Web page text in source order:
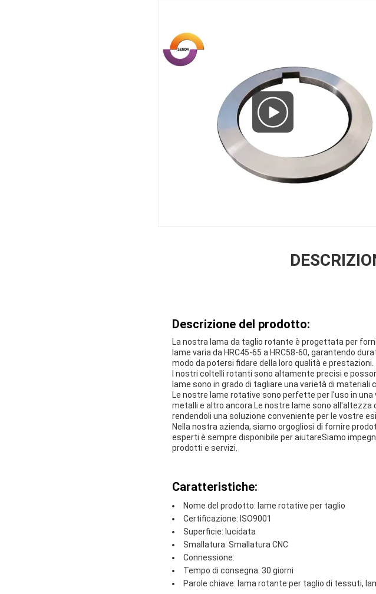
Descrizione del prodotto:
La nostra lama da taglio rotante è progettata per
lame varia da HRC45-65 a HRC58-60, garantendo
modo da potersi fidare della loro qualità e prestazioni.
I nostri coltelli rotanti sono altamente precisi e
lame sono in grado di tagliare una varietà di materiali
Le nostre lame rotative sono perfette per l'uso in
metalli e altro ancora.Le nostre lame sono
rendendoli una soluzione conveniente per le vostre
Nella nostra azienda, siamo orgogliosi di fornire
esperti è sempre disponibile per aiutareSiamo
prodotti e servizi.
Caratteristiche:
Nome del prodotto: lame rotative per taglio
Certificazione: ISO9001
Superficie: lucidata
Smallatura: Smallatura CNC
Connessione:
Tempo di consegna: 30 giorni
Parole chiave: lama rotante per taglio di tessuti,